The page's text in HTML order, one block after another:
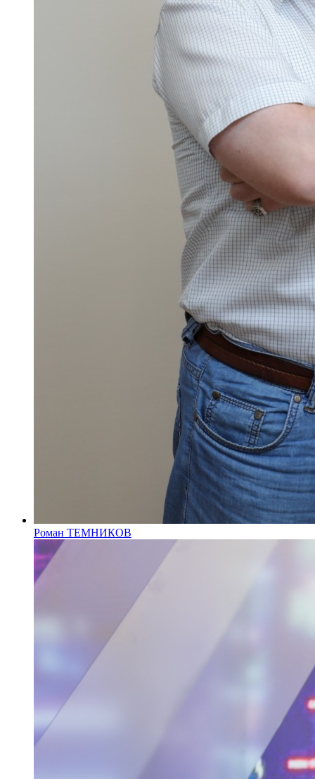
Роман ТЕМНИКОВ